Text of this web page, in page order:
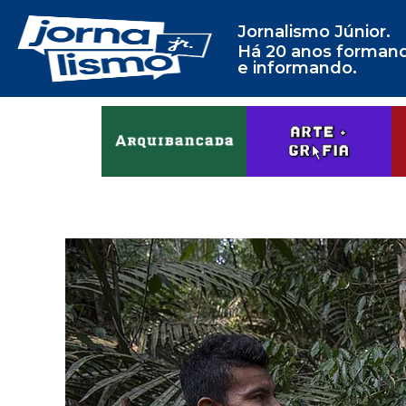
Jornalismo Júnior.
Há 20 anos
e informando.